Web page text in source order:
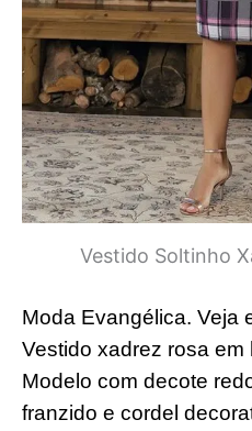
Vestido Soltinho
Moda Evangélica. Veja
Vestido xadrez rosa em
Modelo com decote
franzido e cordel